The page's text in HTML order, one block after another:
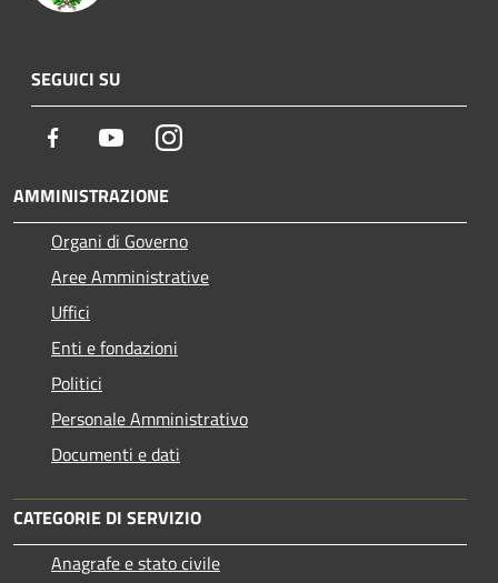
SEGUICI SU
Facebook YoutubeInstagram
AMMINISTRAZIONE
Organi di Governo
Aree Amministrative
Uffici
Enti e fondazioni
Politici
Personale Amministrativo
Documenti e dati
CATEGORIE DI SERVIZIO
Anagrafe e stato civile